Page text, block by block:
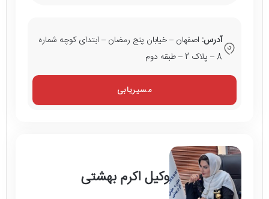
آدرس: اصفهان – خیابان پنج رمضان – ابتدای کوچه شماره
8 – پلاک 2 – طبقه دوم
مسیریابی
وکیل اکرم بهشتی